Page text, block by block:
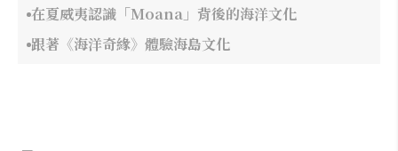
在夏威夷認識「Moana」背後的海洋文化
跟著《海洋奇緣》體驗海島文化